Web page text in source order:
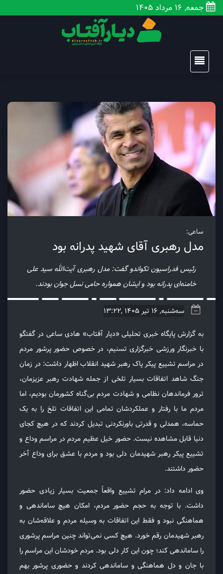
جمعه, 16 مرداد 1405
ساعی:
مدل رهبری آقای شهید پدرانه بود
رئیس فدراسیون تکواندو گفت: مدل رهبری آیت‌الله سید علی
خامنه‌ای پدرانه بود و ایشان همواره حامی نسل جوان بودند.
سه‌شنبه, 16 تیر 1405 ,13:22
به گزارش پایگاه خبری تحلیلی «دیار آفتاب» هادی ساعی در گفتگو
با خبرنگار ورزشی خبرگزاری تسنیم، در خصوص حضور پرشور مردم
در مراسم تشییع پیکر پاک رهبر شهید انقلاب اظهار داشت: در زمان
جنگ شاهد اتفاقات بسیار تلخی از جمله شهادت رهبر عزیزمان،
ترور فرماندهان نظامی و شهادت مردم بی‌گناه کشورمان بودیم، اما
مردم ما با رفتار و عملکردشان تمامی این اتفاقات تلخ را به یک
حماسه، همدلی و قدرتی باورنکردنی تبدیل کردند که در هیچ کجای
دنیا قابل مشاهده نیست. حضور خیل عظیم مردم در مراسم وداع و
تشییع پیکر رهبر شهیدمان دلی بود و مردم با عشق برای وداع آخر
حضور داشتند.
وی ادامه داد: در مرام تشییع واقعاً جمعیت بسیار زیادی حضور
داشت. با توجه به حجم حضور مردم، امکان هیچ ساماندهی و
هماهنگی نبود و فقط این اتفاقات به وسیله مردم و علاقه‌شان به
رهبر شهیدمان رقم خورد. هیچ کسی نمی‌تواند چنین مراسم پرشوری
را ساماندهی کند؛ چون این کار دلی بود. مردم خودشان این مراسم را
با جان و دل هماهنگی و ساماندهی کردند و حضوری پرشور بهم